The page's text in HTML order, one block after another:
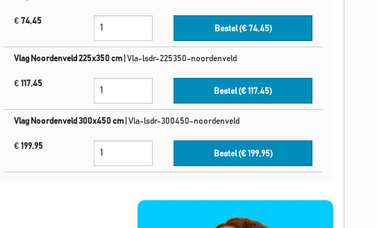
€ 74,45
Bestel (€74,45)
Vlag Noordenveld 225x350 cm Vla-lsdr-225350-noordenveld
€ 117,45
Bestel (€117,45)
Vlag Noordenveld 300x450 cm Vla-lsdr-300450-noordenveld
€ 199,95
Bestel (€199,95)